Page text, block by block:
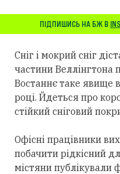
ПІДПИШИСЬ НА БЖ В
Сніг і мокрий сніг
частини Веллінгтона
Востаннє таке явище
році. Йдеться про
стійкий сніговий
Офісні працівники
побачити рідкісний
містяни публікували